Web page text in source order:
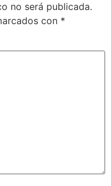
no será publicada.
con *